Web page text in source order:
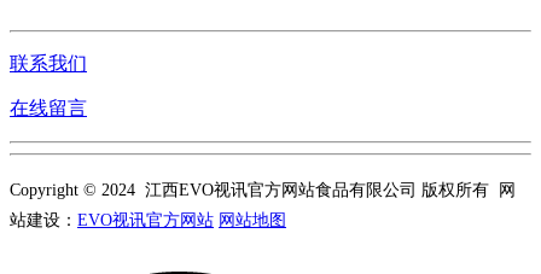
联系我们
在线留言
Copyright © 2024 江西EVO视讯官方网站食品有限公司 版权所有 网
站建设： EVO视讯官方网站 网站地图